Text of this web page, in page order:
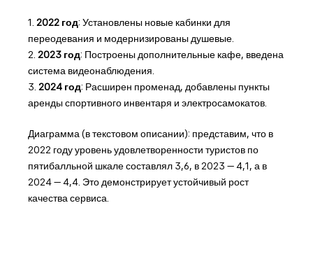
1. 2022 год: Установлены новые кабинки для
переодевания и модернизированы душевые.
2. 2023 год: Построены дополнительные кафе, введена
система видеонаблюдения.
3. 2024 год: Расширен променад, добавлены пункты
аренды спортивного инвентаря и электросамокатов.
Диаграмма (в текстовом описании): представим, что в
2022 году уровень удовлетворенности туристов по
пятибалльной шкале составлял 3,6, в 2023 — 4,1, а в
2024 — 4,4. Это демонстрирует устойчивый рост
качества сервиса.